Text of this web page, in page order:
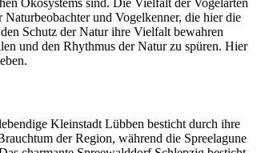
Ökosystems sind. Die Vielfalt der Vogelarten
und Vogelkenner, die hier die
Schutz der Natur ihre Vielfalt bewahren
und den Rhythmus der Natur zu spüren. Hier
Kleinstadt Lübben besticht durch ihre
der Region, während die Spreelagune